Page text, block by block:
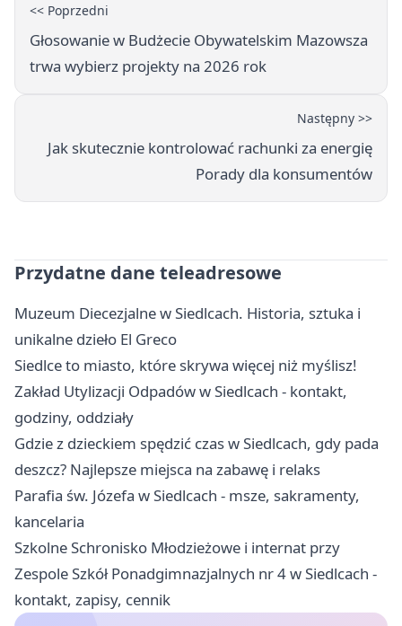
<< Poprzedni
Głosowanie w Budżecie Obywatelskim Mazowsza
trwa wybierz projekty na 2026 rok
Następny >>
Jak skutecznie kontrolować rachunki za energię
Porady dla konsumentów
Przydatne dane teleadresowe
Muzeum Diecezjalne w Siedlcach. Historia, sztuka i
unikalne dzieło El Greco
Siedlce to miasto, które skrywa więcej niż myślisz!
Zakład Utylizacji Odpadów w Siedlcach - kontakt,
godziny, oddziały
Gdzie z dzieckiem spędzić czas w Siedlcach, gdy pada
deszcz? Najlepsze miejsca na zabawę i relaks
Parafia św. Józefa w Siedlcach - msze, sakramenty,
kancelaria
Szkolne Schronisko Młodzieżowe i internat przy
Zespole Szkół Ponadgimnazjalnych nr 4 w Siedlcach -
kontakt, zapisy, cennik